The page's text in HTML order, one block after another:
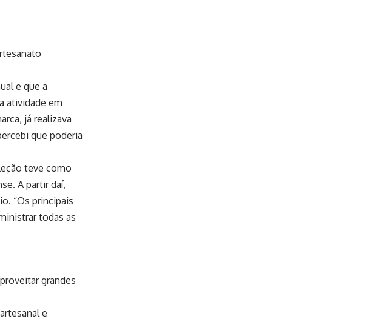
e que a
atividade em
já realizava
que poderia
teve como
A partir daí,
“Os principais
todas as
grandes
e